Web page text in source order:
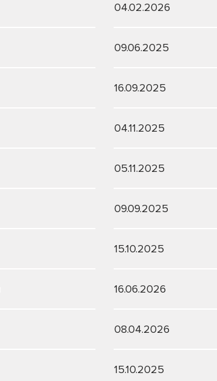
04.02.2026
09.06.2025
16.09.2025
04.11.2025
05.11.2025
09.09.2025
15.10.2025
16.06.2026
08.04.2026
15.10.2025